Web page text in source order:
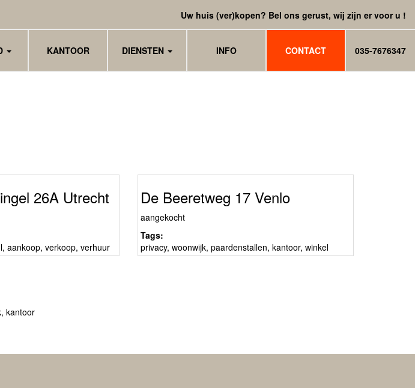
KANTOOR DIENSTEN INFO CONTACT 035-7676347
Uw huis (ver)kopen? Bel ons gerust, wij zijn er voor u !
26A Utrecht
, aankoop, verkoop, verhuur
De Beeretweg 17 Venlo
aangekocht
Tags:
privacy, woonwijk, paardenstallen, kantoor, winkel
, kantoor